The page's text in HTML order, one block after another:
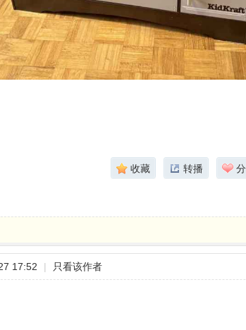
收藏 转播
17:52 | 只看该作者